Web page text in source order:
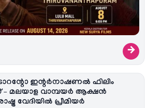
→
ഇന്റർനാഷണൽ ഫിലിം
– മലയാള വാമ്പയർ ആക്ഷൻ
വേദിയിൽ പ്രീമിയർ